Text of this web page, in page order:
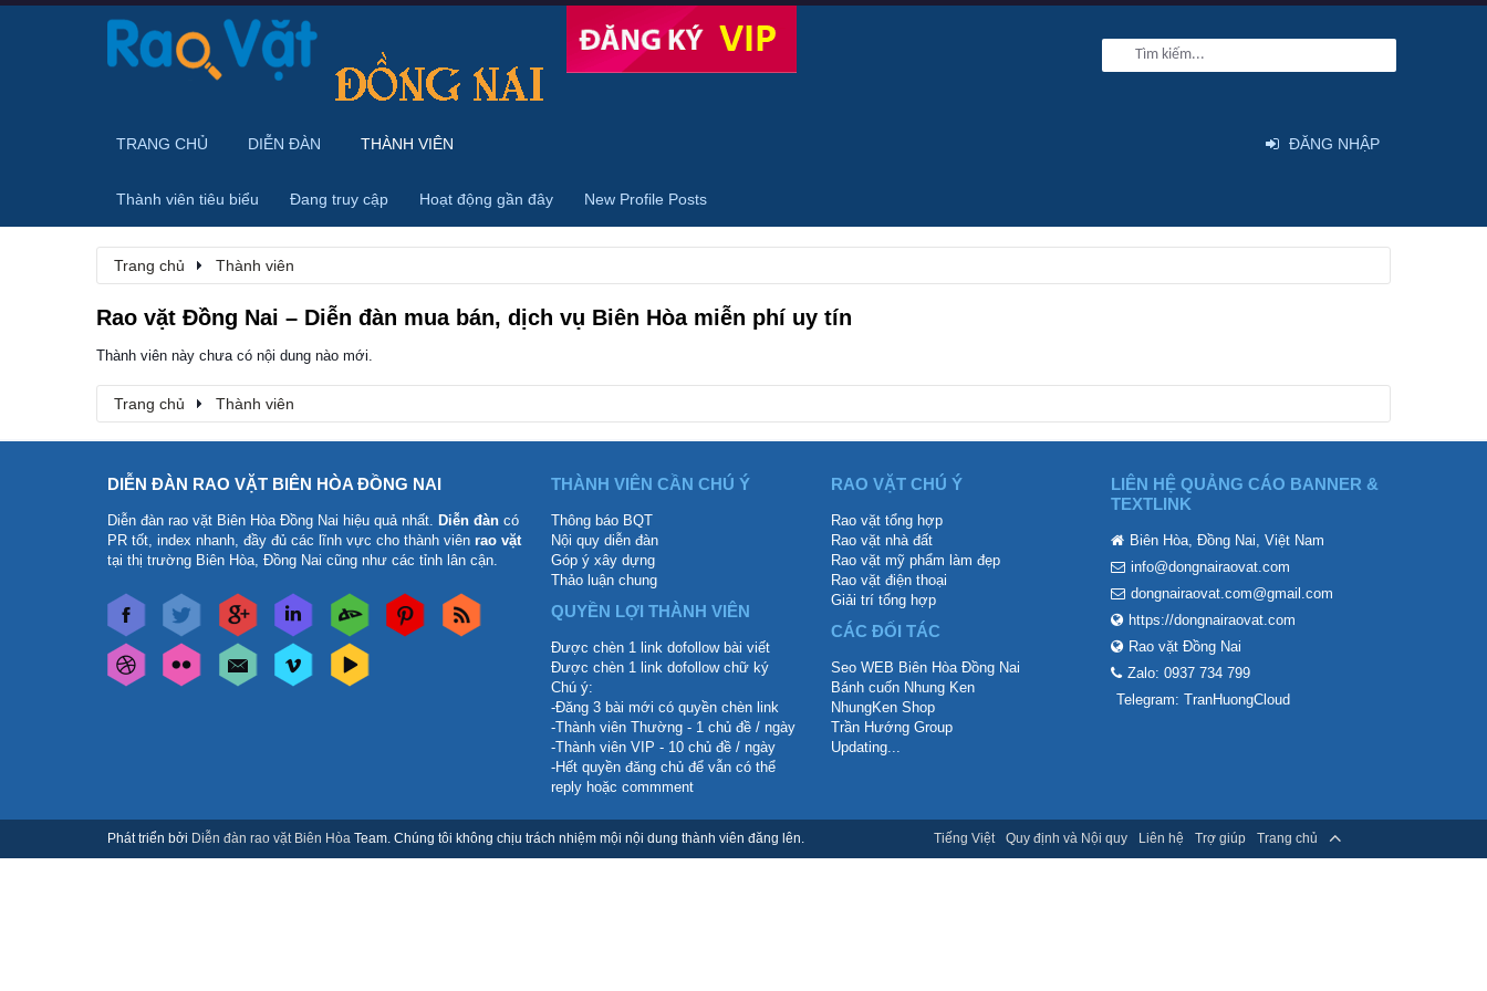
Trang chủ Thành viên
Rao vặt Đồng Nai – Diễn đàn mua bán, dịch vụ Biên Hòa miễn phí uy tín
Thành viên này chưa có nội dung nào mới.
Trang chủ Thành viên
TRANG CHỦ DIỄN ĐÀN THÀNH VIÊN
Thành viên tiêu biểu Đang truy cập Hoạt động gần đây New Profile Posts
ĐĂNG NHẬP
DIỄN ĐÀN RAO VẶT BIÊN HÒA ĐỒNG NAI
Diễn đàn rao vặt Biên Hòa Đồng Nai hiệu quả nhất. Diễn đàn có
PR tốt, index nhanh, đầy đủ các lĩnh vực cho thành viên rao vặt
tại thị trường Biên Hòa, Đồng Nai cũng như các tỉnh lân cận.
THÀNH VIÊN CẦN CHÚ Ý
Thông báo BQT
Nội quy diễn đàn
Góp ý xây dựng
Thảo luận chung
QUYỀN LỢI THÀNH VIÊN
Được chèn 1 link dofollow bài viết
Được chèn 1 link dofollow chữ ký
Chú ý:
-Đăng 3 bài mới có quyền chèn link
-Thành viên Thường - 1 chủ đề / ngày
-Thành viên VIP - 10 chủ đề / ngày
-Hết quyền đăng chủ để vẫn có thể
reply hoặc commment
RAO VẶT CHÚ Ý
Rao vặt tổng hợp
Rao vặt nhà đất
Rao vặt mỹ phẩm làm đẹp
Rao vặt điện thoại
Giải trí tổng hợp
CÁC ĐỐI TÁC
Seo WEB Biên Hòa Đồng Nai
Bánh cuốn Nhung Ken
NhungKen Shop
Trần Hướng Group
Updating...
LIÊN HỆ QUẢNG CÁO BANNER &
TEXTLINK
Biên Hòa, Đồng Nai, Việt Nam
info@dongnairaovat.com
dongnairaovat.com@gmail.com
https://dongnairaovat.com
Rao vặt Đồng Nai
Zalo: 0937 734 799
Telegram: TranHuongCloud
Phát triển bởi Diễn đàn rao vặt Biên Hòa Team. Chúng tôi không chịu trách nhiệm mội nội dung thành viên đăng lên. Tiếng Việt Quy định và Nội quy Liên hệ Trợ giúp Trang chủ